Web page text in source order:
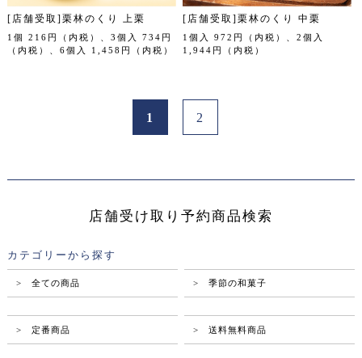
[店舗受取]栗林のくり 上栗
1個 216円（内税）、3個入 734円
（内税）、6個入 1,458円（内税）
[店舗受取]栗林のくり 中栗
1個入 972円（内税）、2個入
1,944円（内税）
1 2
店舗受け取り予約商品検索
カテゴリーから探す
> 全ての商品 > 季節の和菓子
> 定番商品 > 送料無料商品